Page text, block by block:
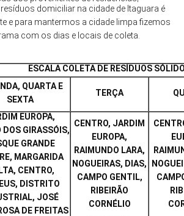
domiciliar na cidade de Itaguara é
e para mantermos a cidade limpa fizemos
com os dias e locais de coleta.
ESCALA COLETA DE RESÍDUOS
QUARTA E
SEXTA
TERÇA
EUROPA,
DOS GIRASSÓIS,
GRANDE
MARGARIDA
CENTRO,
DISTRITO
JOSÉ
DE FREITAS
CENTRO, JARDIM
EUROPA,
RAIMUNDO LARA,
NOGUEIRAS, DIAS,
CAMPO GENTIL,
RIBEIRÃO
CORNÉLIO